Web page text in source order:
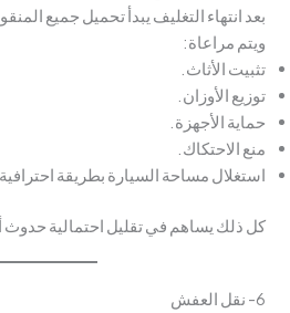
بعد انتهاء التغليف يبدأ تحميل جميع
ويتم مراعاة:
تثبيت الأثاث.
توزيع الأوزان.
حماية الأجهزة.
منع الاحتكاك.
استغلال مساحة السيارة بطريقة احترافية.
كل ذلك يساهم في تقليل احتمالية حدوث
6- نقل العفش